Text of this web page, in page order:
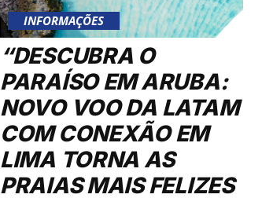
INFORMAÇÕES
“DESCUBRA O
PARAÍSO EM ARUBA:
NOVO VOO DA LATAM
COM CONEXÃO EM
LIMA TORNA AS
PRAIAS MAIS FELIZES